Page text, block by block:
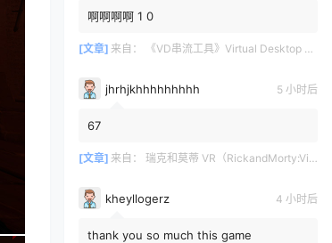
啊啊啊啊 1 0
[文章] 来自： 《VD串流工具》Virtual Desktop 破解版
jhrhjkhhhhhhhhh 5 小时后
67
[文章] 来自： 瑞克和莫蒂 VR（RickandMorty:VirtualRick-ality）
kheyllogerz 4 小时后
thank you so much this game